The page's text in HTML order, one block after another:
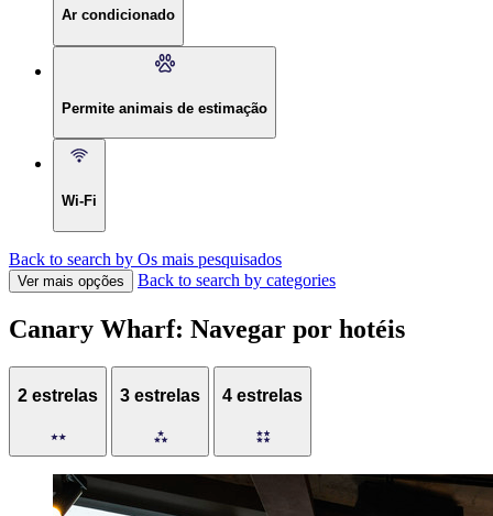
Ar condicionado
Permite animais de estimação
Wi-Fi
Back to search by Os mais pesquisados
Ver mais opções Back to search by categories
Canary Wharf: Navegar por hotéis
2 estrelas 3 estrelas 4 estrelas